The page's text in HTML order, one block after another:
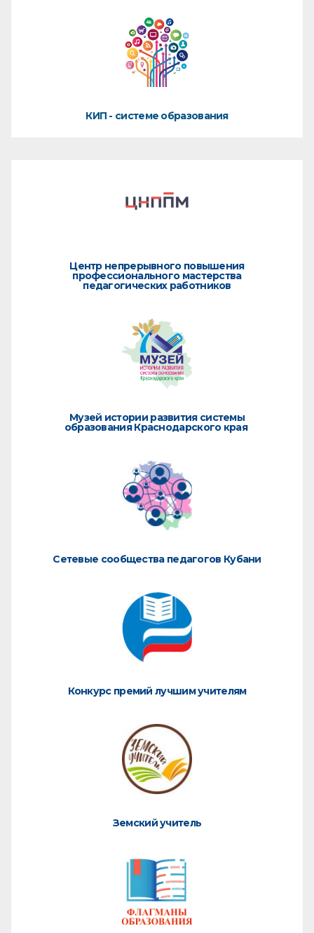
КИП - системе образования
Центр непрерывного повышения
профессионального мастерства
педагогических работников
Музей истории развития системы
образования Краснодарского края
Сетевые сообщества педагогов Кубани
Конкурс премий лучшим учителям
Земский учитель